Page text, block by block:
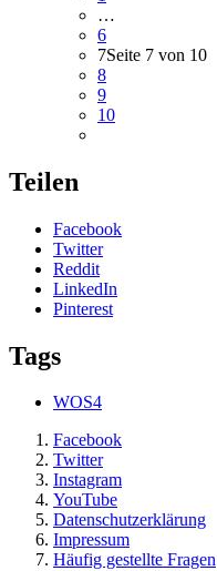
…
6
7Seite 7 von 10
8
9
10
Teilen
Facebook
Twitter
Reddit
LinkedIn
Pinterest
Tags
WOS4
Facebook
Twitter
Instagram
YouTube
Datenschutzerklärung
Impressum
Häufig gestellte Fragen